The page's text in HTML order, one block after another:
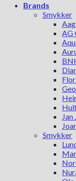
Brands
Smykker
AG
Jan
Smykker